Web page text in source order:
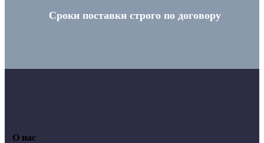
Сроки поставки строго по договору
О нас